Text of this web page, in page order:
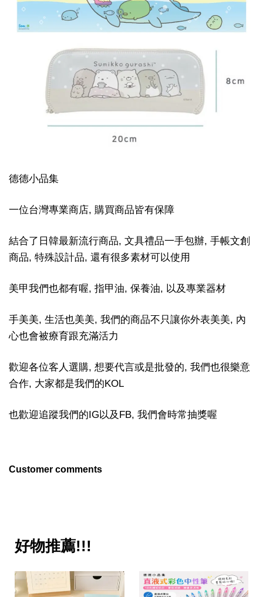
德德小品集
一位台灣專業商店, 購買商品皆有保障
結合了日韓最新流行商品, 文具禮品一手包辦, 手帳文創
商品, 特殊設計品, 還有很多素材可以使用
美甲我們也都有喔, 指甲油, 保養油, 以及專業器材
手美美, 生活也美美, 我們的商品不只讓你外表美美, 內
心也會被療育跟充滿活力
歡迎各位客人選購, 想要代言或是批發的, 我們也很樂意
合作, 大家都是我們的KOL
也歡迎追蹤我們的IG以及FB, 我們會時常抽獎喔
Customer comments
好物推薦!!!